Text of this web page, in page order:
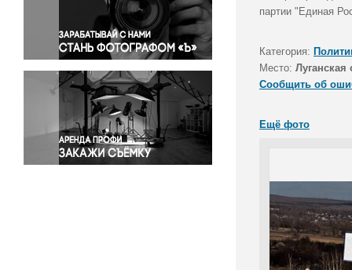
Правосудие
Происшествия и конфликты
Религия
Светская жизнь
Спорт
Экология
Экономика и бизнес
партии "Единая
Категория:
Место: Луганская
Сообщить об
Ещё фото